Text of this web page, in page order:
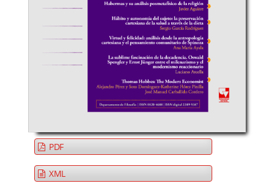
PDF
XML